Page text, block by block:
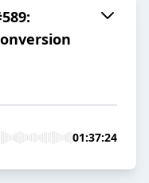
01:37:24